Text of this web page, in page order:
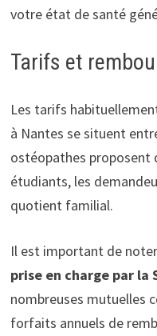
votre état de santé
Tarifs et
Les tarifs
à Nantes se situent
ostéopathes proposent
étudiants, les
quotient familial.
Il est important de noter
prise en charge par la
nombreuses mutuelles
forfaits annuels de